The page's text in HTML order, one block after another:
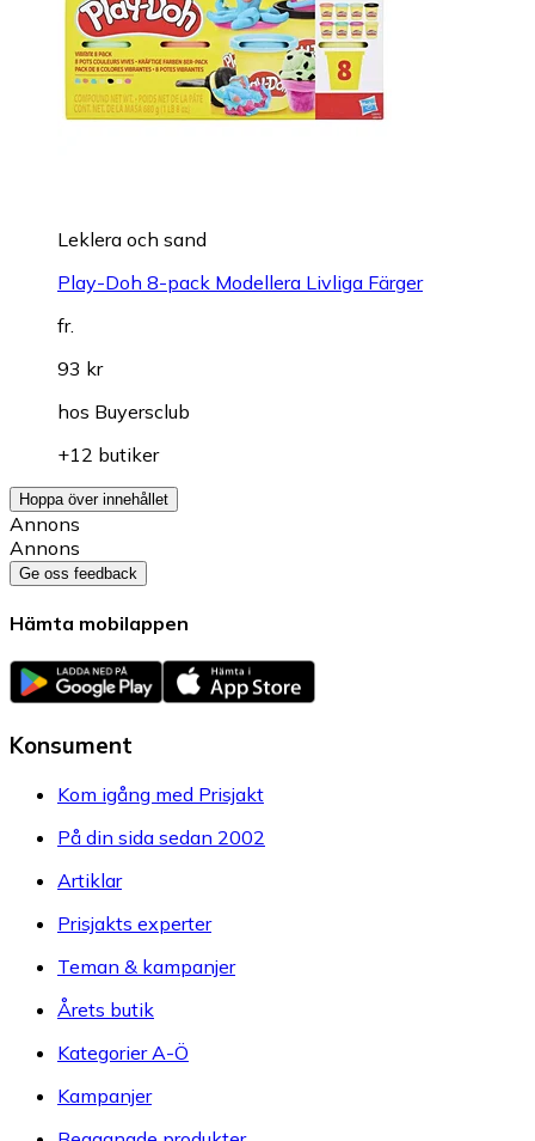
Leklera och sand
Play-Doh 8-pack Modellera Livliga Färger
fr.
93 kr
hos Buyersclub
+12 butiker
Hoppa över innehållet
Annons
Annons
Ge oss feedback
Hämta mobilappen
Konsument
Kom igång med Prisjakt
På din sida sedan 2002
Artiklar
Prisjakts experter
Teman & kampanjer
Årets butik
Kategorier A-Ö
Kampanjer